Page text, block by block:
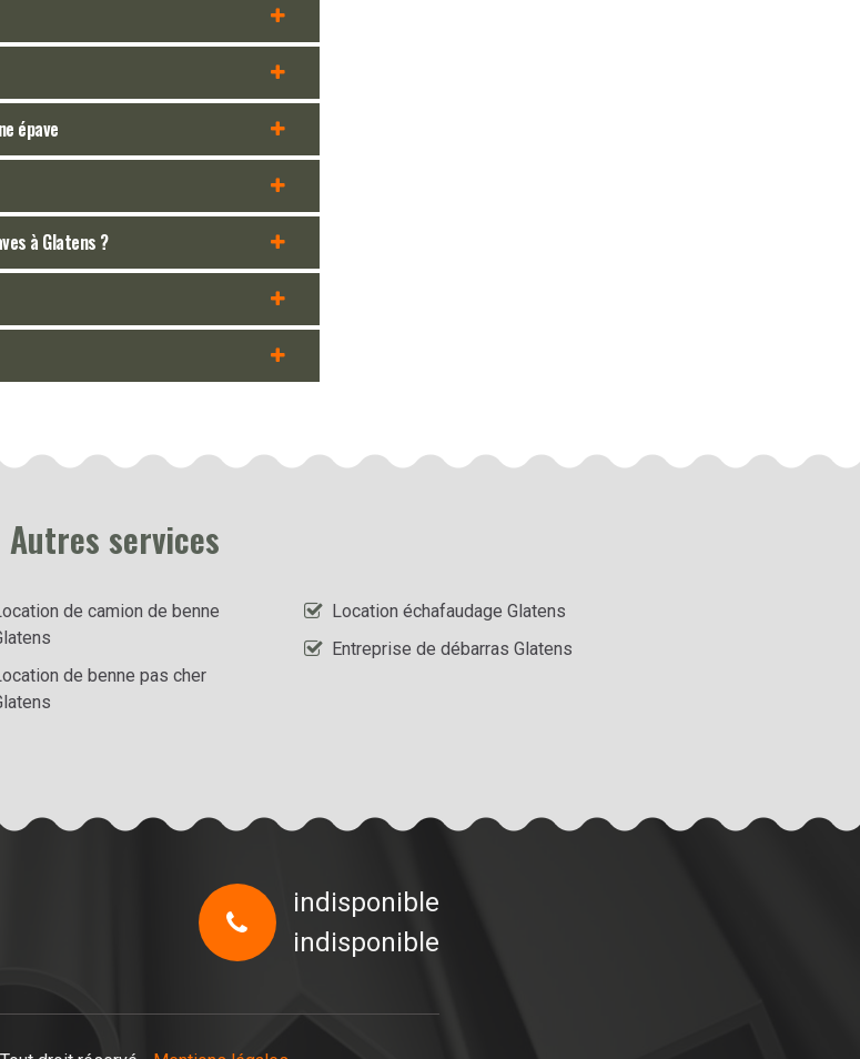
épave
à Glatens ?
Autres services
de camion de benne
de benne pas cher
Location échafaudage Glatens
Entreprise de débarras Glatens
indisponible
indisponible